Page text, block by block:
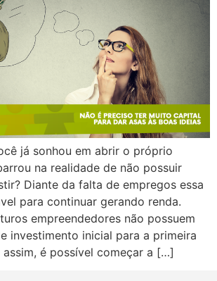
já sonhou em abrir o próprio
na realidade de não possuir
Diante da falta de empregos essa
para continuar gerando renda.
empreendedores não possuem
investimento inicial para a primeira
assim, é possível começar a […]